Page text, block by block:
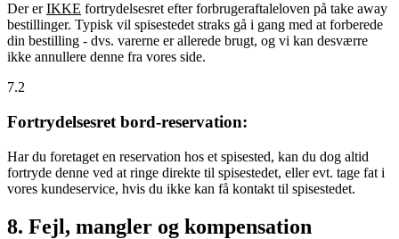
Der erIKKE fortrydelsesret efter forbrugeraftaleloven på take away
bestillinger. Typisk vil spisestedet straks gå i gang med at forberede
din bestilling - dvs. varerne er allerede brugt, og vi kan desværre
ikke annullere denne fra vores side.
7.2
Fortrydelsesret bord-reservation:
Har du foretaget en reservation hos et spisested, kan du dog altid
fortryde denne ved at ringe direkte til spisestedet, eller evt. tage fat i
vores kundeservice, hvis du ikke kan få kontakt til spisestedet.
8. Fejl, mangler og kompensation